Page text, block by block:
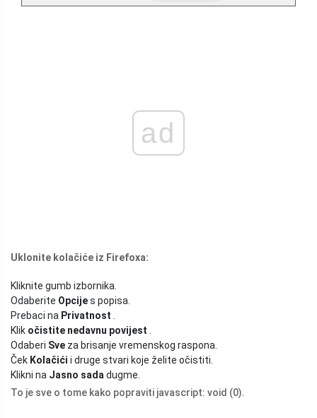
ad
Uklonite kolačiće iz Firefoxa:
Kliknite gumb izbornika.
Odaberite Opcijes popisa.
Prebaci na Privatnost .
Klik očistite nedavnu povijest .
Odaberi Sve za brisanje vremenskog raspona.
Ček Kolačići i druge stvari koje želite očistiti.
Klikni na Jasno sadadugme.
To je sve o tome kako popraviti javascript: void (0).